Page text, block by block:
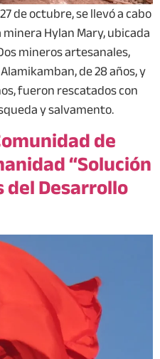
de octubre, se llevó a cabo
Hylan Mary, ubicada
mineros artesanales,
de 28 años, y
fueron rescatados con
y salvamento.
de
“Solución
del Desarrollo